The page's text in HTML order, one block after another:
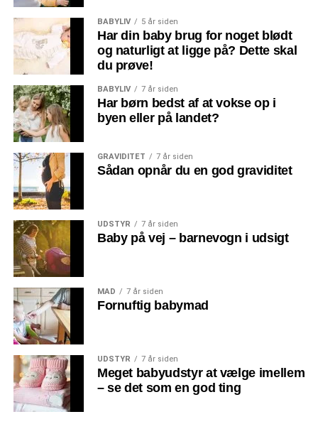
BABYLIV 5 år siden
Har din baby brug for noget blødt
og naturligt at ligge på? Dette skal
du prøve!
BABYLIV 7 år siden
Har børn bedst af at vokse op i
byen eller på landet?
GRAVIDITET 7 år siden
Sådan opnår du en god graviditet
UDSTYR 7 år siden
Baby på vej – barnevogn i udsigt
MAD 7 år siden
Fornuftig babymad
UDSTYR 7 år siden
Meget babyudstyr at vælge imellem
– se det som en god ting